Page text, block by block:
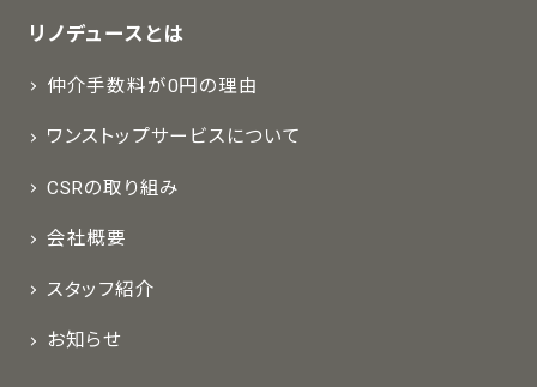
リノデュースとは
仲介手数料が0円の理由
ワンストップサービスについて
CSRの取り組み
会社概要
スタッフ紹介
お知らせ